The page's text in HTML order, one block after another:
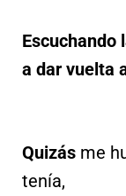
Escuchando
a dar vuelta
Quizás me
tenía,